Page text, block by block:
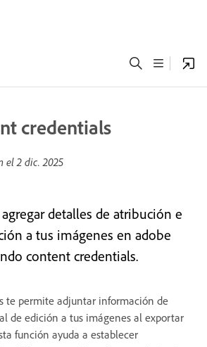
credentials
el2 dic. 2025
detalles de atribución e
a tus imágenes en adobe
content credentials.
te permite adjuntar información de
de edición a tus imágenes al exportar
función ayuda a establecer